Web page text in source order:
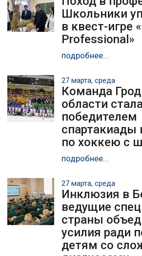
Школьники
в квест-игре
Professional»
подробнее...
27 марта, среда
Команда
области
победителем
спартакиады
по хоккею с
подробнее...
27 марта, среда
Инклюзия в
ведущие
страны
усилия ради
детям со